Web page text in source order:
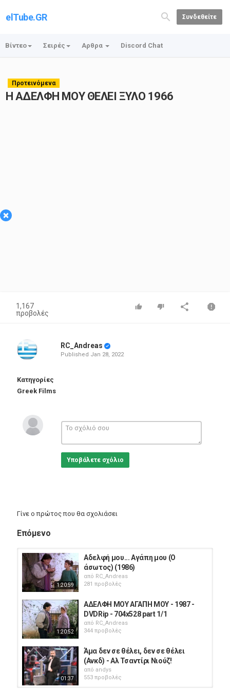
elTube.GR Συνδεθείτε
Βίντεο Σειρές Αρθρα Discord Chat
Προτεινόμενα
Η ΑΔΕΛΦΗ ΜΟΥ ΘΕΛΕΙ ΞΥΛΟ 1966
×
1,167
προβολές
RC_Andreas
Published Jan 28, 2022
Κατηγορίες
Greek Films
Υποβάλετε σχόλιο
Γίνε ο πρώτος που θα σχολιάσει
Επόμενο
1:20:59
Αδελφή μου... Αγάπη μου (Ο
άσωτος) (1986)
από RC_Andreas
281 προβολές
1:20:52
ΑΔΕΛΦΗ ΜΟΥ ΑΓΑΠΗ ΜΟΥ - 1987 -
DVDRip - 704x528 part 1/1
από RC_Andreas
344 προβολές
01:37
Άμα δεν σε θέλει, δεν σε θέλει
(Ανκδ) - Αλ Τσαντίρι Νιούζ!
από andys
553 προβολές